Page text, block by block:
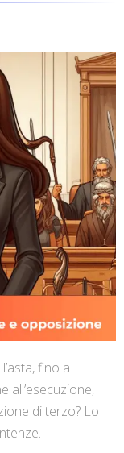
fino a
all’esecuzione,
di terzo? Lo